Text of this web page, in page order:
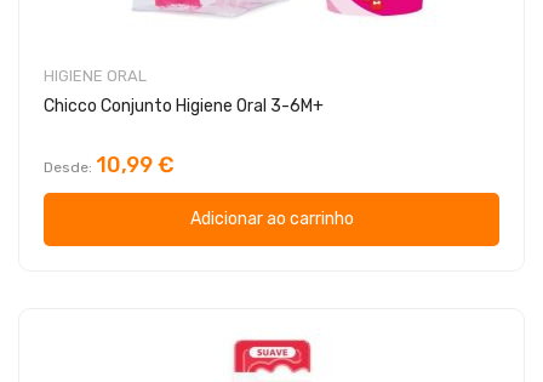
HIGIENE ORAL
Chicco Conjunto Higiene Oral 3-6M+
Desde 10,99 €
Adicionar ao carrinho